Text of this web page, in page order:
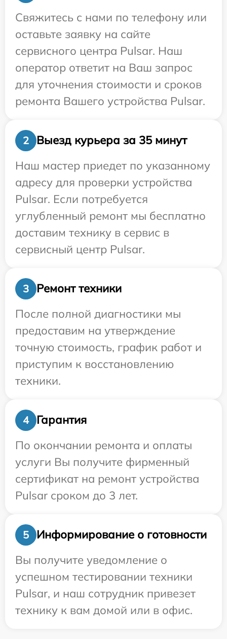
Свяжитесь с нами по телефону или
оставьте заявку на сайте
сервисного центра Pulsar. Наш
оператор ответит на Ваш запрос
для уточнения стоимости и сроков
ремонта Вашего устройства Pulsar.
2
Выезд курьера за 35 минут
Наш мастер приедет по указанному
адресу для проверки устройства
Pulsar. Если потребуется
углубленный ремонт мы бесплатно
доставим технику в сервис в
сервисный центр Pulsar.
3
Ремонт техники
После полной диагностики мы
предоставим на утверждение
точную стоимость, график работ и
приступим к восстановлению
техники.
4
Гарантия
По окончании ремонта и оплаты
услуги Вы получите фирменный
сертификат на ремонт устройства
Pulsar сроком до 3 лет.
5
Информирование о готовности
Вы получите уведомление о
успешном тестировании техники
Pulsar, и наш сотрудник привезет
технику к вам домой или в офис.